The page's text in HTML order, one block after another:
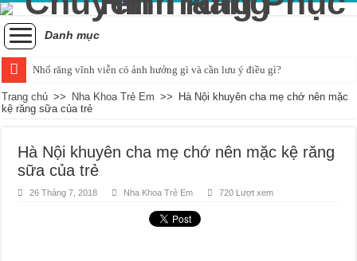
Danh mục
Nhổ răng vĩnh viễn có ảnh hưởng gì và cần lưu ý điều gì?
Tình trạng răng bị đau khi nhai và cách xử lý hiệu quả
Cách nhận biết và khắc phục tình trạng trẻ bị vỡ răng hiệu quả
Nguyên nhân và cách điều trị sưng nướu răng trong cùng hàm dưới
Quá trình mọc răng khôn bắt đầu và kéo dài bao lâu?
Chụp x-quang răng khôn: Khi nào là quyết định hợp lý?
Trang chủ >> Nha Khoa Trẻ Em >>
Hà Nội khuyên cha mẹ chớ nên mặc
kệ răng sữa của trẻ
Hà Nội khuyên cha mẹ chớ nên mặc kệ răng
sữa của trẻ
26 Tháng 7, 2018 Nha Khoa Trẻ Em 720 Lượt xem